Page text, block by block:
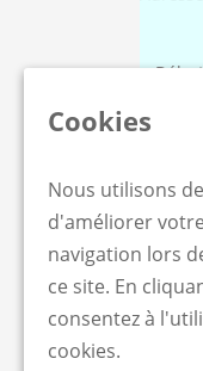
Cookies
Nous utilisons
d'améliorer
navigation lors
ce site. En
consentez à
cookies.